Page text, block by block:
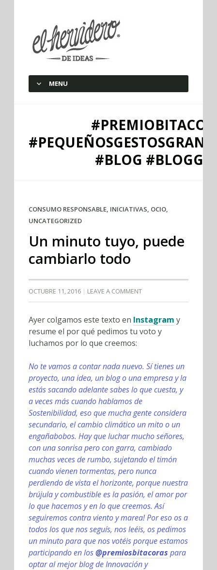
elherviderodeideas
MENU
#BLOG
CONSUMO RESPONSABLE, INICIATIVAS, OCIO,
UNCATEGORIZED
Un minuto tuyo, puede
cambiarlo todo
OCTUBRE 11, 2016 LEAVE A COMMENT
Ayer colgamos este texto en Instagram y
resume el por qué pedimos tu voto y
luchamos por lo que creemos:
No te vamos a contar nada nuevo. Sí tienes un
proyecto, una idea, un blog o una empresa y la
estás sacando adelante sabes lo que cuesta, y
a veces más cuando hablamos de
Sostenibilidad, eso que mucha gente considera
secundario, el cambio climático un mito o un
engañabobos. Hay que luchar mucho señores,
con una sonrisa pero con garra, cambiado
muchas veces de rumbo, sujetando el timón
cuando vienen tormentas, pero nunca
perdiendo de vista el horizonte, porque nuestra
brújula y combustible es la pasión, el amor por
lo que hacemos y en lo que creemos. Así
seguiremos contra viento y marea! Por eso os a
todos los que nos seguís, nos leéis, os pedimos
un minuto para que nos votéis porque estamos
participando en los@premiosbitacoras para
optar al mejor blog de Innovación y